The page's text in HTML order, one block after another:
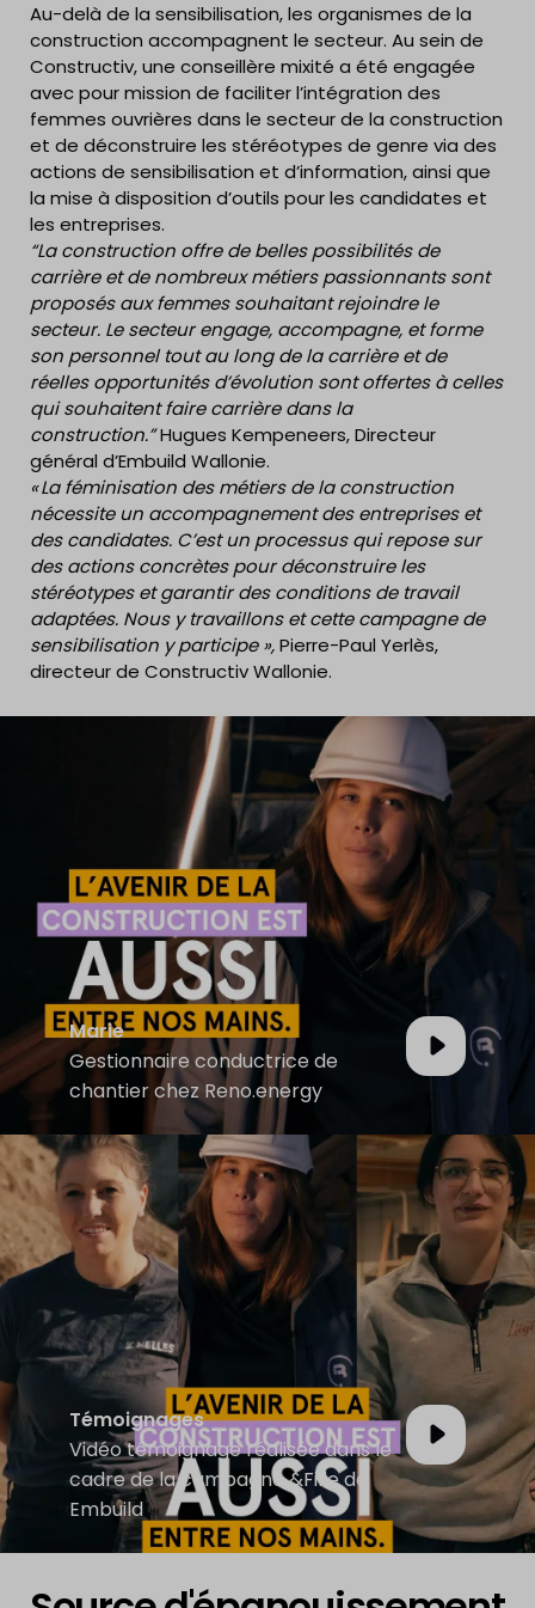
Au-delà de la sensibilisation, les organismes de la
construction accompagnent le secteur. Au sein de
Constructiv, une conseillère mixité a été engagée
avec pour mission de faciliter l’intégration des
femmes ouvrières dans le secteur de la construction
et de déconstruire les stéréotypes de genre via des
actions de sensibilisation et d’information, ainsi que
la mise à disposition d’outils pour les candidates et
les entreprises.
“La construction offre de belles possibilités de
carrière et de nombreux métiers passionnants sont
proposés aux femmes souhaitant rejoindre le
secteur. Le secteur engage, accompagne, et forme
son personnel tout au long de la carrière et de
réelles opportunités d’évolution sont offertes à celles
qui souhaitent faire carrière dans la
construction.”Hugues Kempeneers, Directeur
général d’Embuild Wallonie.
« La féminisation des métiers de la construction
nécessite un accompagnement des entreprises et
des candidates. C’est un processus qui repose sur
des actions concrètes pour déconstruire les
stéréotypes et garantir des conditions de travail
adaptées. Nous y travaillons et cette campagne de
sensibilisation y participe »,Pierre-Paul Yerlès,
directeur de Constructiv Wallonie.
Marie
Gestionnaire conductrice de
chantier chez Reno.energy
Témoignages
Vidéo témoignage réalisée dans le
cadre de la campagne &Fille de
Embuild